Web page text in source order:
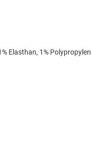
Elasthan, 1% Polypropylen